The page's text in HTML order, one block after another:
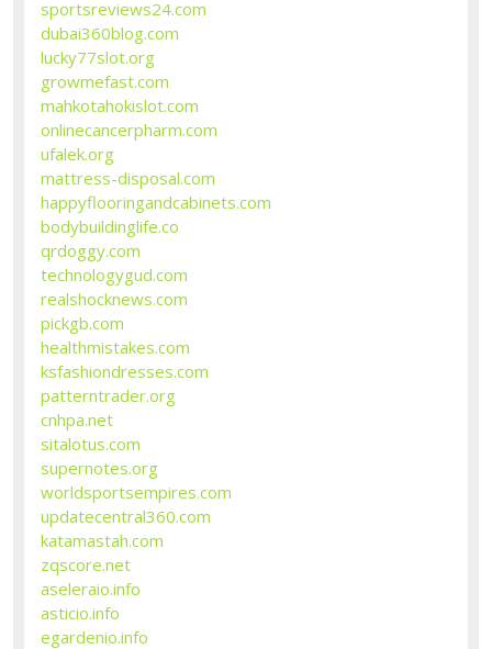
sportsreviews24.com
dubai360blog.com
lucky77slot.org
growmefast.com
mahkotahokislot.com
onlinecancerpharm.com
ufalek.org
mattress-disposal.com
happyflooringandcabinets.com
bodybuildinglife.co
qrdoggy.com
technologygud.com
realshocknews.com
pickgb.com
healthmistakes.com
ksfashiondresses.com
patterntrader.org
cnhpa.net
sitalotus.com
supernotes.org
worldsportsempires.com
updatecentral360.com
katamastah.com
zqscore.net
aseleraio.info
asticio.info
egardenio.info